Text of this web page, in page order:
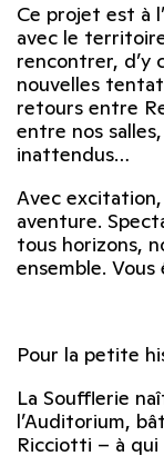
Ce projet est à
avec le
rencontrer, d’y
nouvelles
retours entre
entre nos
inattendus…
Avec
aventure.
tous horizons,
ensemble.
Pour la petite
La Soufflerie
l’Auditorium,
Ricciotti – à qui